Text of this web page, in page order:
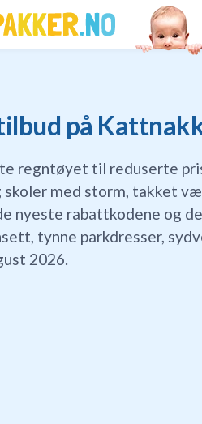
på
regntøyet til reduserte
med storm, takket
rabattkodene og
tynne parkdresser,
2026.